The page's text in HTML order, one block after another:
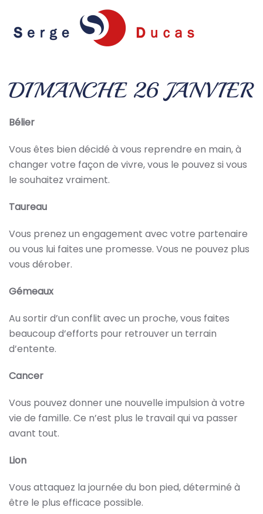
Skip to main content
DIMANCHE 26 JANVIER
Bélier
Vous êtes bien décidé à vous reprendre en main, à
changer votre façon de vivre, vous le pouvez si vous
le souhaitez vraiment.
Taureau
Vous prenez un engagement avec votre partenaire
ou vous lui faites une promesse. Vous ne pouvez plus
vous dérober.
Gémeaux
Au sortir d’un conflit avec un proche, vous faites
beaucoup d’efforts pour retrouver un terrain
d’entente.
Cancer
Vous pouvez donner une nouvelle impulsion à votre
vie de famille. Ce n’est plus le travail qui va passer
avant tout.
Lion
Vous attaquez la journée du bon pied, déterminé à
être le plus efficace possible.